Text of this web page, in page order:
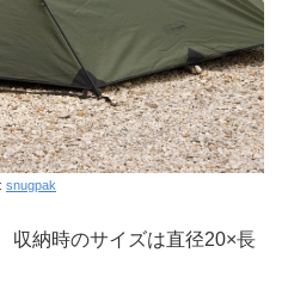
snugpak
収納時のサイズは直径20×長